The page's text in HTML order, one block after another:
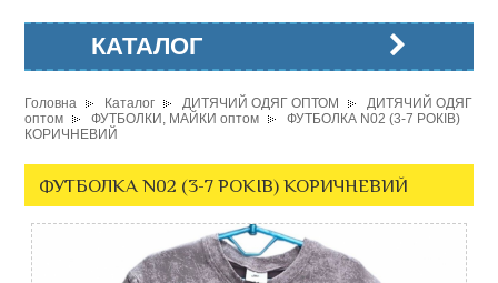
КАТАЛОГ
Головна Каталог ДИТЯЧИЙ ОДЯГ ОПТОМ
ДИТЯЧИЙ ОДЯГ
оптом
ФУТБОЛКИ, МАЙКИ оптом
ФУТБОЛКА N02 (3-7 РОКІВ)
КОРИЧНЕВИЙ
ФУТБОЛКА N02 (3-7 РОКІВ) КОРИЧНЕВИЙ